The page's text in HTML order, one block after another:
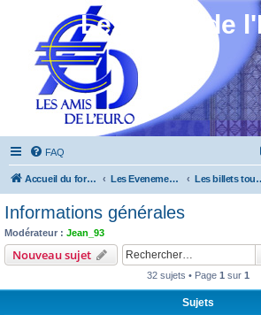
Les Amis de
FAQ
Accueil du forum Les Evenements ! [Ouvert au public] Les
Informations générales
Modérateur : Jean_93
Nouveau sujet
32 sujets • Page 1 sur 1
Sujets